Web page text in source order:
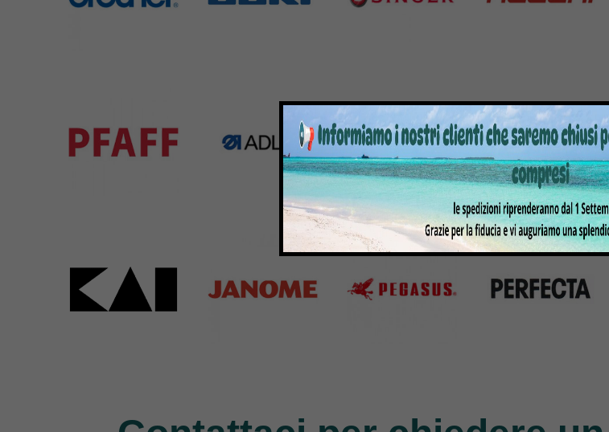
Baratto
172 Products
Bernina
295 Products